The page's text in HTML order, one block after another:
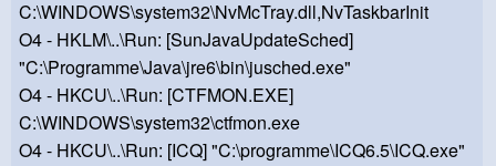
C:\WINDOWS\system32\NvMcTray.dll,NvTaskbarInit
O4 - HKLM\..\Run: [SunJavaUpdateSched]
"C:\Programme\Java\jre6\bin\jusched.exe"
O4 - HKCU\..\Run: [CTFMON.EXE]
C:\WINDOWS\system32\ctfmon.exe
O4 - HKCU\..\Run: [ICQ] "C:\programme\ICQ6.5\ICQ.exe"